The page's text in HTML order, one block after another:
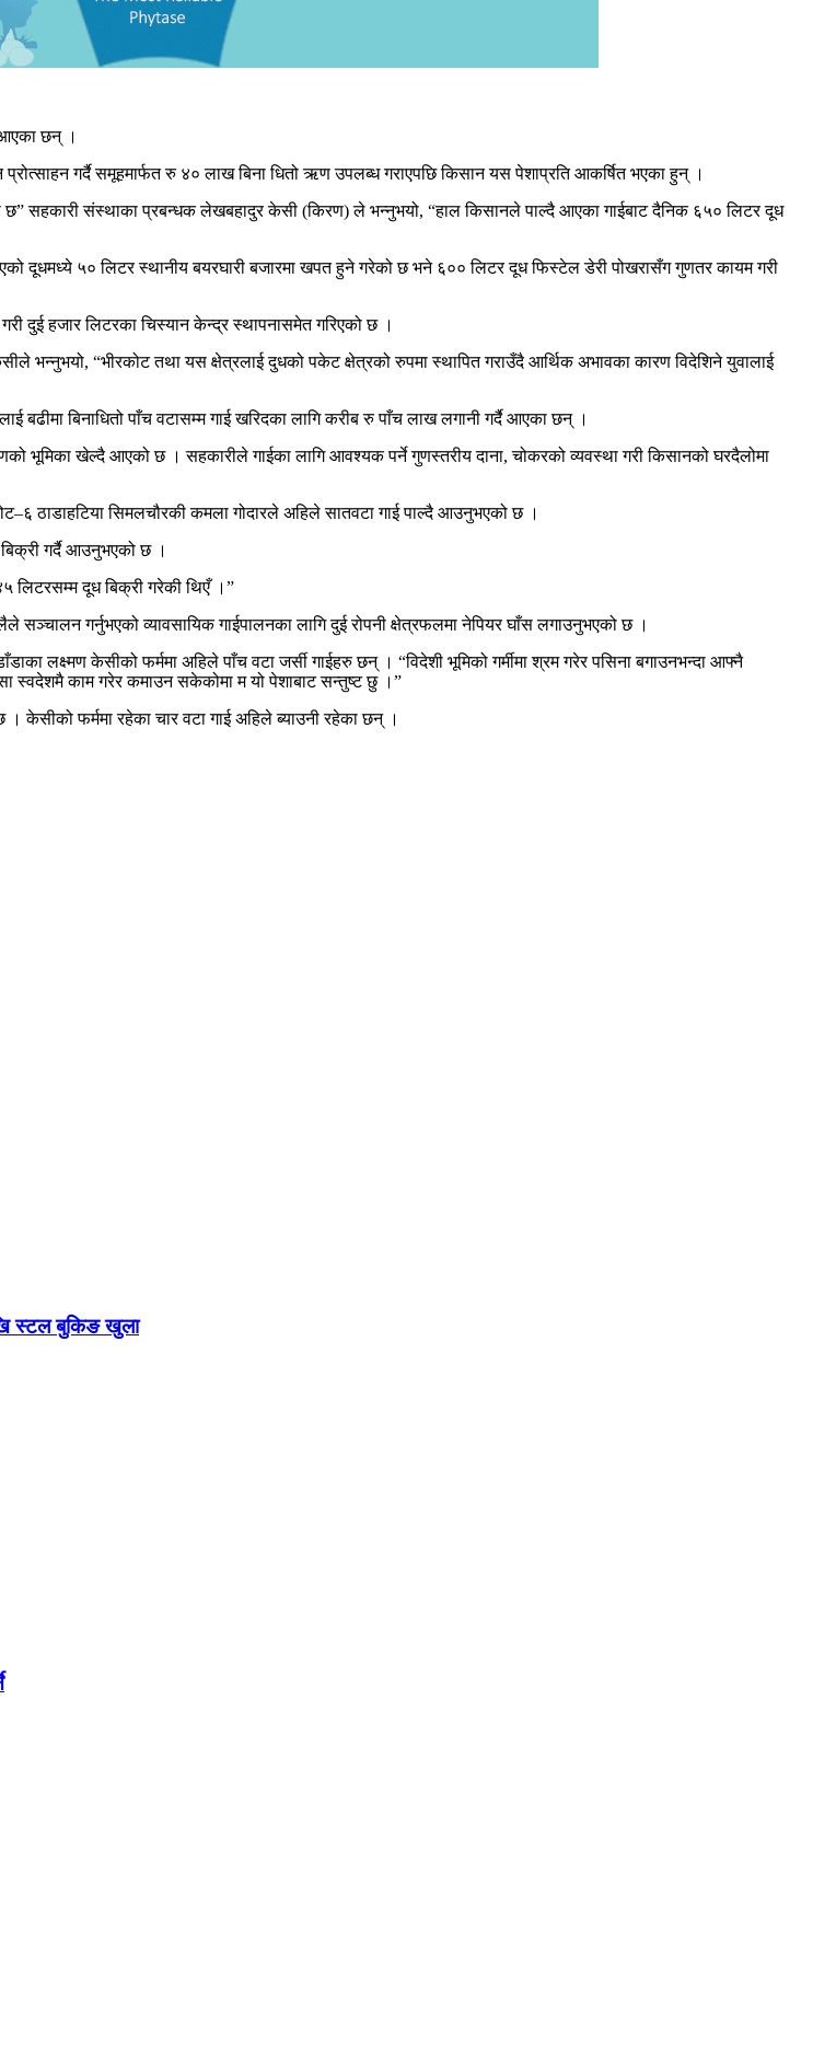
आएका छन् ।
गर्दै समूहमार्फत रु ४० लाख बिना धितो ऋण उपलब्ध गराएपछि किसान यस पेशाप्रति आकर्षित भएका हुन् ।
सहकारी संस्थाका प्रबन्धक लेखबहादुर केसी (किरण) ले भन्नुभयो, “हाल किसानले पाल्दै आएका गाईबाट दैनिक ६५० लिटर दूध
दूधमध्ये ५० लिटर स्थानीय बयरघारी बजारमा खपत हुने गरेको छ भने ६०० लिटर दूध फिस्टेल डेरी पोखरासँग गुणतर कायम गरी
दुई हजार लिटरका चिस्यान केन्द्र स्थापनासमेत गरिएको छ ।
भन्नुभयो, “भीरकोट तथा यस क्षेत्रलाई दुधको पकेट क्षेत्रको रुपमा स्थापित गराउँदै आर्थिक अभावका कारण विदेशिने युवालाई
बिनाधितो पाँच वटासम्म गाई खरिदका लागि करीब रु पाँच लाख लगानी गर्दै आएका छन् ।
भूमिका खेल्दै आएको छ । सहकारीले गाईका लागि आवश्यक पर्ने गुणस्तरीय दाना, चोकरको व्यवस्था गरी किसानको घरदैलोमा
ठाडाहटिया सिमलचौरकी कमला गोदारले अहिले सातवटा गाई पाल्दै आउनुभएको छ ।
गर्दै आउनुभएको छ ।
लिटरसम्म दूध बिक्री गरेकी थिएँ ।”
गर्नुभएको व्यावसायिक गाईपालनका लागि दुई रोपनी क्षेत्रफलमा नेपियर घाँस लगाउनुभएको छ ।
लक्ष्मण केसीको फर्ममा अहिले पाँच वटा जर्सी गाईहरु छन् । “विदेशी भूमिको गर्मीमा श्रम गरेर पसिना बगाउनभन्दा आफ्नै
स्वदेशमै काम गरेर कमाउन सकेकोमा म यो पेशाबाट सन्तुष्ट छु ।”
फर्ममा रहेका चार वटा गाई अहिले ब्याउनी रहेका छन् ।
स्टल बुकिङ खुला